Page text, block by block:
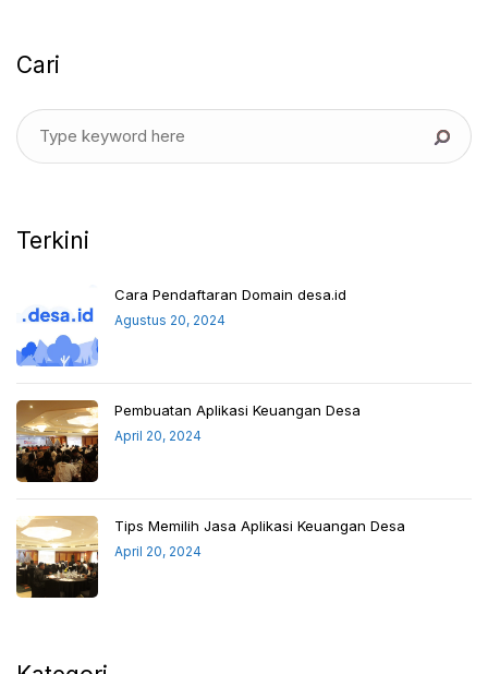
Cari
Terkini
Cara Pendaftaran Domain desa.id
Agustus 20, 2024
Pembuatan Aplikasi Keuangan Desa
April 20, 2024
Tips Memilih Jasa Aplikasi Keuangan Desa
April 20, 2024